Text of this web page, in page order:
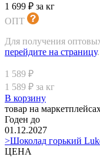
1 699 ₽ за кг
ОПТ
Для получения
перейдите на страницу.
1 589 ₽
1 589 ₽ за кг
В корзину
товар на
Годен до
01.12.2027
>Шоколад горький
ЦЕНА